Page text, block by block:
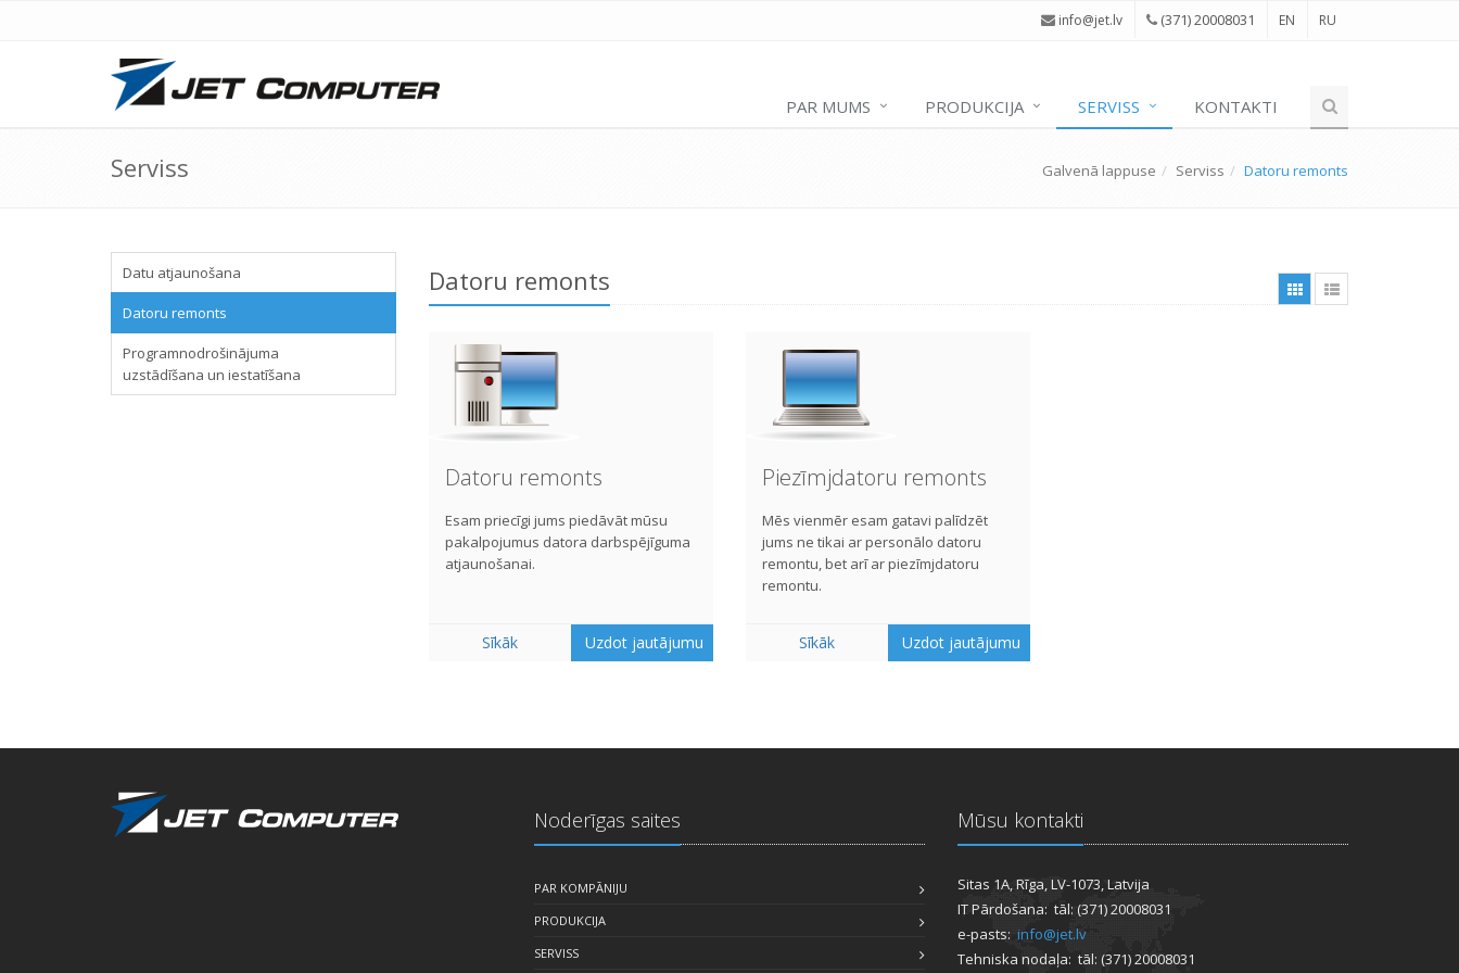
info@jet.lv (371) 20008031 EN RU
PAR MUMS PRODUKCIJA SERVISS KONTAKTI
Serviss Galvenā lappuse Serviss Datoru remonts
Datu atjaunošana
Datoru remonts
Programnodrošinājuma
uzstādīšana un iestatīšana
Datoru remonts
Datoru remonts
Esam priecīgi jums piedāvāt mūsu
pakalpojumus datora darbspējīguma
atjaunošanai.
Sīkāk Uzdot jautājumu
Piezīmjdatoru remonts
Mēs vienmēr esam gatavi palīdzēt
jums ne tikai ar personālo datoru
remontu, bet arī ar piezīmjdatoru
remontu.
Sīkāk Uzdot jautājumu
Noderīgas saites
PAR KOMPĀNIJU
PRODUKCIJA
SERVISS
Mūsu kontakti
Sitas 1A, Rīga, LV-1073, Latvija
IT Pārdošana: tāl: (371) 20008031
e-pasts: info@jet.lv
Tehniska nodaļa: tāl: (371) 20008031